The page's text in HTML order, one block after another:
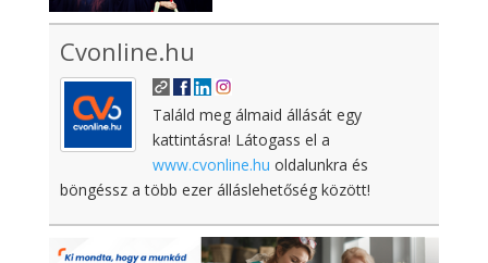
Cvonline.hu
Találd meg álmaid állását egy
kattintásra! Látogass el a
www.cvonline.hu oldalunkra és
böngéssz a több ezer álláslehetőség között!